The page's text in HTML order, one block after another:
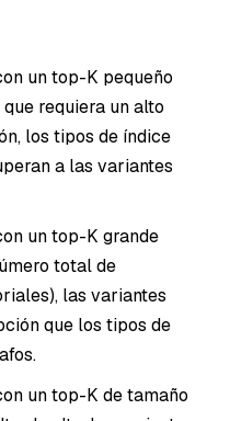
un top-K pequeño
requiera un alto
los tipos de índice
a las variantes
un top-K grande
total de
las variantes
que los tipos de
un top-K de tamaño